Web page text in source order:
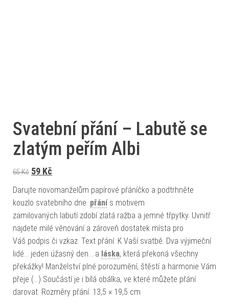
Svatební přání – Labutě se
zlatým peřím Albi
65Kč Původní cena byla: 65 Kč.
59 Kč
Darujte novomanželům papírové přáníčko a podtrhněte
kouzlo svatebního dne. přánís motivem
zamilovaných labutí zdobí zlatá ražba a jemné třpytky. Uvnitř
najdete milé věnování a zároveň dostatek místa pro
Váš podpis či vzkaz. Text přání: K Vaší svatbě. Dva výjimeční
lidé… jeden úžasný den… a láska, která překoná všechny
překážky! Manželství plné porozumění, štěstí a harmonie Vám
přeje (…) Součástí je i bílá obálka, ve které můžete přání
darovat. Rozměry přání: 13,5 × 19,5 cm